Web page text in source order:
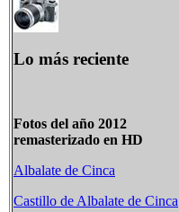
Lo más reciente
Fotos del año 2012
remasterizado en HD
Albalate de Cinca
Castillo de Albalate de Cinca